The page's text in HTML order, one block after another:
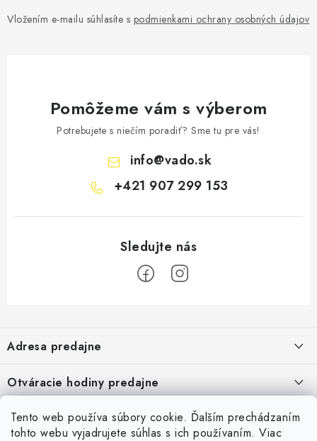
Tento web používa súbory cookie. Ďalším prechádzaním
tohto webu vyjadrujete súhlas s ich používaním. Viac
Vložením e-mailu súhlasíte s podmienkami ochrany osobných údajov
Pomôžeme vám s výberom
Potrebujete s niečím poradiť? Sme tu pre vás!
info@vado.sk
+421 907 299 153
p
ä
t
Adresa predajne
Pekárska 4, 941 31 Dvory nad Žitavou
Pozrite si Google mapu
Pozrieť detail mapy »
Otváracie hodiny predajne
Sobota, Nedeľa: Zatvorené
Informácie pre Vás